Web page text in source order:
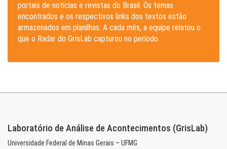
portais de notícias e revistas do Brasil. Os temas
encontrados e os respectivos links dos textos estão
armazenados em planilhas. A cada mês, a equipe relatou o
que o Radar do GrisLab capturou no período.
Laboratório de Análise de Acontecimentos (GrisLab)
Universidade Federal de Minas Gerais – UFMG